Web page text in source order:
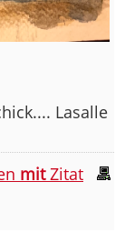
Lasalle
mitZitat